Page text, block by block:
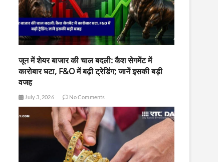
जून में शेयर बाजार की चाल बदली: कैश सेगमेंट में
कारोबार घटा, F&O में बढ़ी ट्रेडिंग; जानें इसकी बड़ी
वजह
July 3, 2026 No Comments